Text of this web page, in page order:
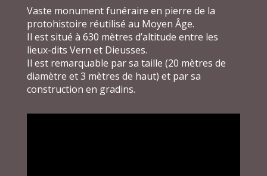
Vaste monument funéraire en pierre de la
protohistoire réutilisé au Moyen Âge.
Il est situé à 630 mètres d’altitude entre les
lieux-dits Vern et Dieusses.
Il est remarquable par sa taille (20 mètres de
diamètre et 3 mètres de haut) et par sa
construction en gradins.